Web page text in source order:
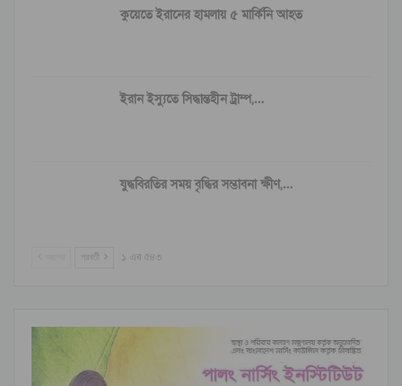
কুয়েতে ইরানের হামলায় ৫ মার্কিনি আহত
ইরান ইস্যুতে সিদ্ধান্তহীন ট্রাম্প,…
যুদ্ধবিরতির সময় বৃদ্ধির সম্ভাবনা ক্ষীণ,…
পরবর্তী ১ এর ৫৪৩